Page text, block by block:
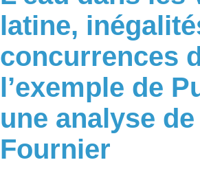
latine,
concurrences
l’exemple de
une analyse
Fournier